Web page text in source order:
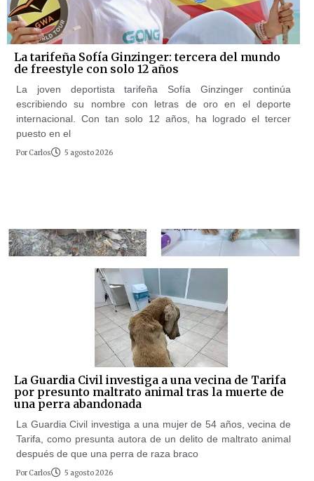
La tarifeña Sofía Ginzinger: tercera del mundo
de freestyle con solo 12 años
La joven deportista tarifeña Sofía Ginzinger continúa
escribiendo su nombre con letras de oro en el deporte
internacional. Con tan solo 12 años, ha logrado el tercer
puesto en el
Por Carlos 5 agosto 2026
La Guardia Civil investiga a una vecina de Tarifa
por presunto maltrato animal tras la muerte de
una perra abandonada
La Guardia Civil investiga a una mujer de 54 años, vecina de
Tarifa, como presunta autora de un delito de maltrato animal
después de que una perra de raza braco
Por Carlos 5 agosto 2026